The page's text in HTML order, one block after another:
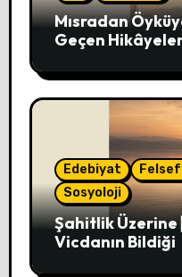
Mısradan
Geçen
Edebiyat
Sosyoloji
Şahitlik
Vicdanın Bildiği